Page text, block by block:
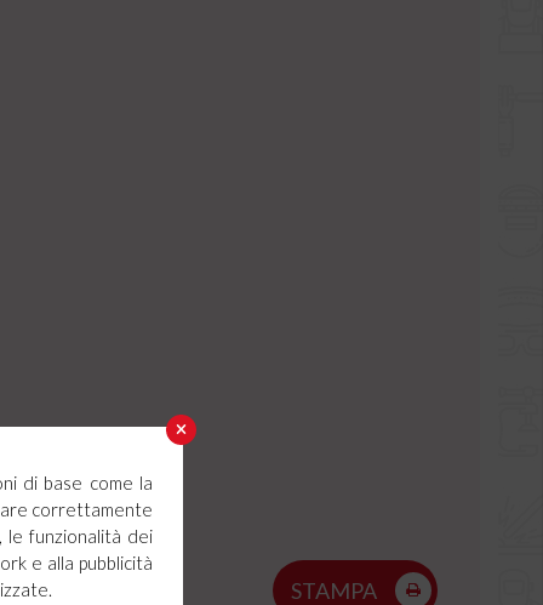
STAMPA
di base come la
correttamente
le funzionalità dei
e alla pubblicità